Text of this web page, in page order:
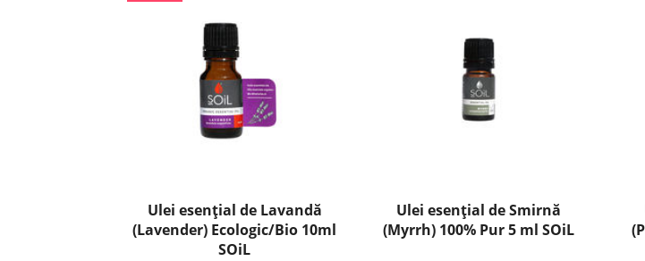
Ulei esenţial de Lavandă
(Lavender) Ecologic/Bio 10ml
SOiL
Ulei esențial de Smirnă
(Myrrh) 100% Pur 5 ml SOiL